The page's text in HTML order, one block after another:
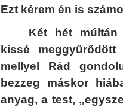
Ezt kérem én is
Két hét múltán
kissé
mellyel Rád
bezzeg máskor
anyag, a test,